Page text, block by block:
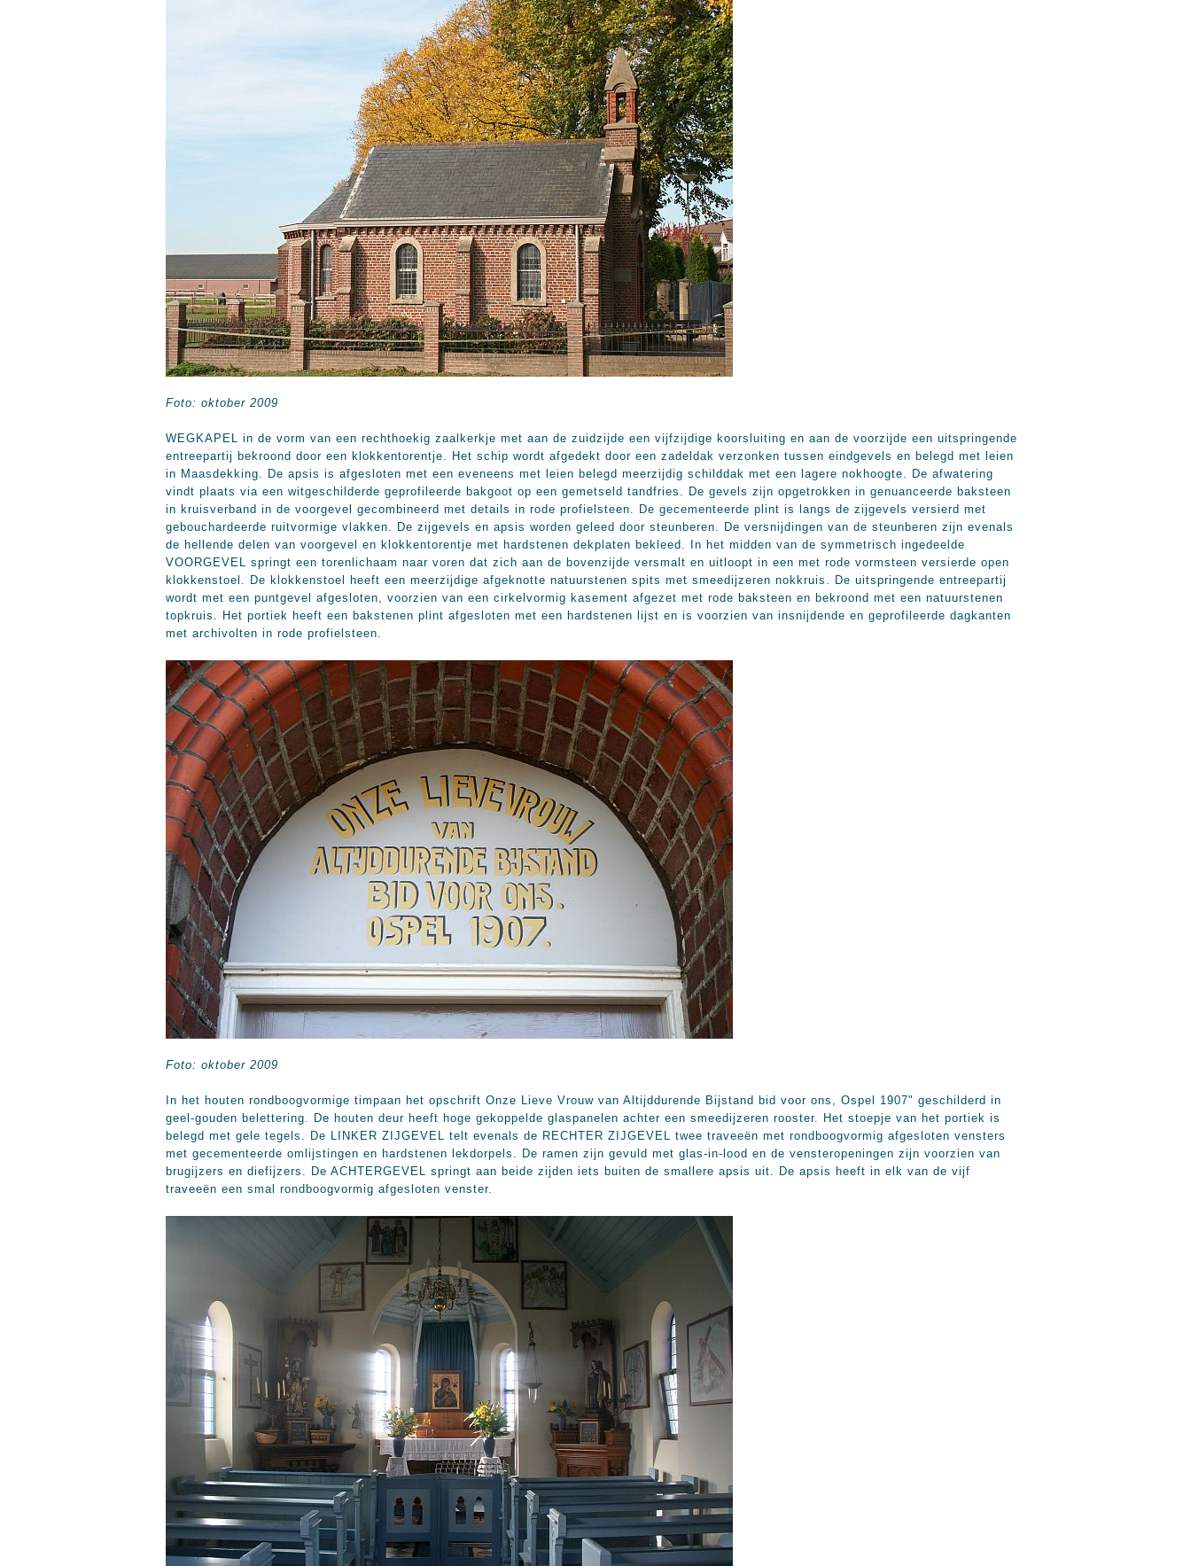
Foto: oktober 2009
WEGKAPEL in de vorm van een rechthoekig zaalkerkje met aan de zuidzijde een vijfzijdige koorsluiting en aan de voorzijde een uitspringende
entreepartij bekroond door een klokkentorentje. Het schip wordt afgedekt door een zadeldak verzonken tussen eindgevels en belegd met leien
in Maasdekking. De apsis is afgesloten met een eveneens met leien belegd meerzijdig schilddak met een lagere nokhoogte. De afwatering
vindt plaats via een witgeschilderde geprofileerde bakgoot op een gemetseld tandfries. De gevels zijn opgetrokken in genuanceerde baksteen
in kruisverband in de voorgevel gecombineerd met details in rode profielsteen. De gecementeerde plint is langs de zijgevels versierd met
gebouchardeerde ruitvormige vlakken. De zijgevels en apsis worden geleed door steunberen. De versnijdingen van de steunberen zijn evenals
de hellende delen van voorgevel en klokkentorentje met hardstenen dekplaten bekleed. In het midden van de symmetrisch ingedeelde
VOORGEVEL springt een torenlichaam naar voren dat zich aan de bovenzijde versmalt en uitloopt in een met rode vormsteen versierde open
klokkenstoel. De klokkenstoel heeft een meerzijdige afgeknotte natuurstenen spits met smeedijzeren nokkruis. De uitspringende entreepartij
wordt met een puntgevel afgesloten, voorzien van een cirkelvormig kasement afgezet met rode baksteen en bekroond met een natuurstenen
topkruis. Het portiek heeft een bakstenen plint afgesloten met een hardstenen lijst en is voorzien van insnijdende en geprofileerde dagkanten
met archivolten in rode profielsteen.
Foto: oktober 2009
In het houten rondboogvormige timpaan het opschrift Onze Lieve Vrouw van Altijddurende Bijstand bid voor ons, Ospel 1907" geschilderd in
geel-gouden belettering. De houten deur heeft hoge gekoppelde glaspanelen achter een smeedijzeren rooster. Het stoepje van het portiek is
belegd met gele tegels. De LINKER ZIJGEVEL telt evenals de RECHTER ZIJGEVEL twee traveeën met rondboogvormig afgesloten vensters
met gecementeerde omlijstingen en hardstenen lekdorpels. De ramen zijn gevuld met glas-in-lood en de vensteropeningen zijn voorzien van
brugijzers en diefijzers. De ACHTERGEVEL springt aan beide zijden iets buiten de smallere apsis uit. De apsis heeft in elk van de vijf
traveeën een smal rondboogvormig afgesloten venster.